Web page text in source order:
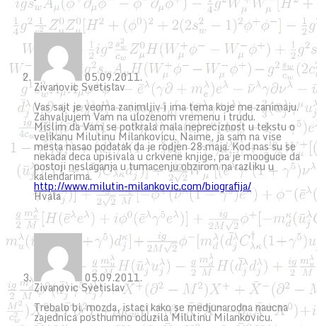
05.09.2011.
Zivanovic Svetislav
Vas sajt je veoma zanimljiv i ima tema koje me zanimaju.
Zahvaljujem Vam na ulozenom vremenu i trudu.
Mislim da Vam se potkrala mala nepreciznost u tekstu o
velikanu Milutinu Milankovicu. Naime, ja sam na vise
mesta nasao podatak da je rodjen 28.maja. Kod nas su se
nekada deca upisivala u crkvene knjige, pa je mooguce da
postoji neslaganja u tumacenju obzirom na razliku u
kalendarima.
http://www.milutin-milankovic.com/biografija/
Hvala
05.09.2011.
Zivanovic Svetislav
Trebalo bi, mozda, istaci kako se medjunarodna naucna
zajednica posthumno oduzila Milutinu Milankovicu.